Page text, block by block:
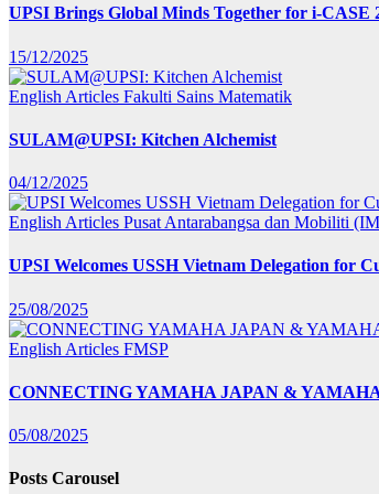
UPSI Brings Global Minds Together for i-CASE
15/12/2025
English Articles Fakulti Sains Matematik
SULAM@UPSI: Kitchen Alchemist
04/12/2025
English Articles Pusat Antarabangsa dan Mobiliti
UPSI Welcomes USSH Vietnam Delegation for
25/08/2025
English Articles FMSP
CONNECTING YAMAHA JAPAN &
05/08/2025
Posts Carousel